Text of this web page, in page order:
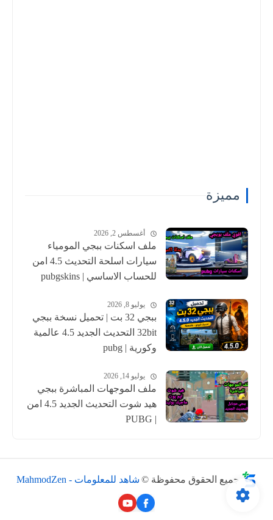
مميزة
أغسطس 2, 2026
ملف اسكنات ببجي المومياء
سيارات اسلحة التحديث 4.5 امن
للحساب الاساسي | pubgskins
يوليو 8, 2026
ببجي 32 بت | تحميل نسخة ببجي
32bit التحديث الجديد 4.5 عالمية
وكورية | pubg
يوليو 14, 2026
ملف الموجهات المباشرة ببجي
هيد شوت التحديث الجديد 4.5 امن
| PUBG
جميع الحقوق محفوظة © شاهد للمعلومات - MahmodZen